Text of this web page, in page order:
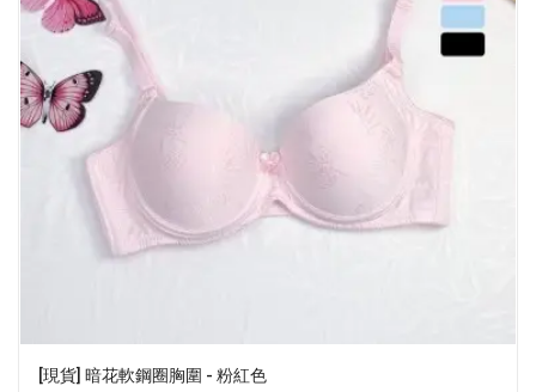
[現貨] 暗花軟鋼圈胸圍 - 粉紅色